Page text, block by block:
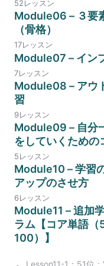
52レッスン
Module06 – ３要
（骨格）
17レッスン
Module07 – イン
7レッスン
Module08 – アウ
習
9レッスン
Module09 – 自分
をしていくための
5レッスン
Module10 – 学習
アップのさせ方
6レッスン
Module11 – 追加
ラム【コア単語（
100）】
Lesson11-1：51位